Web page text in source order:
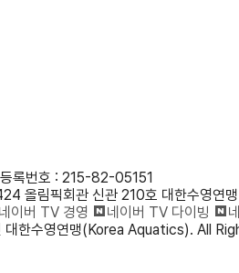
록번호 : 215-82-05151
올림픽회관 신관 210호 대한수영연맹
네이버 TV 경영 네이버 TV 다이빙
한수영연맹(Korea Aquatics). All